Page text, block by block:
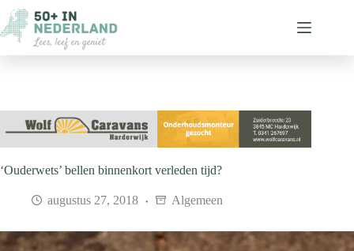
naar
de
inhoud
‘Ouderwets’ bellen binnenkort verleden tijd?
augustus 27, 2018 Algemeen